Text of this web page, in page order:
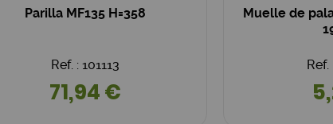
Parilla MF135 H=358
Ref. : 101113
71,94 €
Muelle de
Ref.